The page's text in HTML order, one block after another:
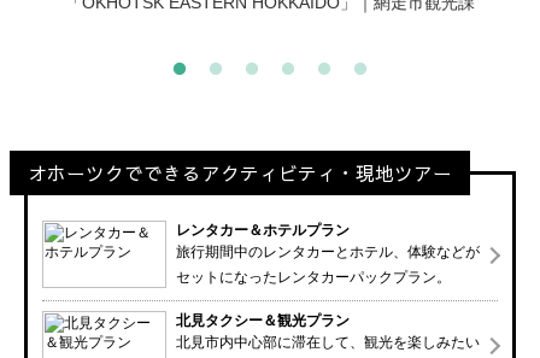
オホーツクでできるアクティビティ・現地ツアー
レンタカー＆ホテルプラン
旅行期間中のレンタカーとホテル、体験などが
セットになったレンタカーパックプラン。
北見タクシー＆観光プラン
北見市内中心部に滞在して、観光を楽しみたい